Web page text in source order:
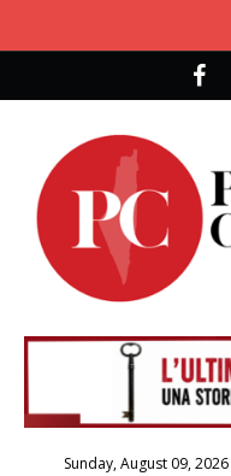
Sunday, August 09, 2026